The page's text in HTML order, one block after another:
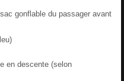
gonflable du passager avant
en descente (selon